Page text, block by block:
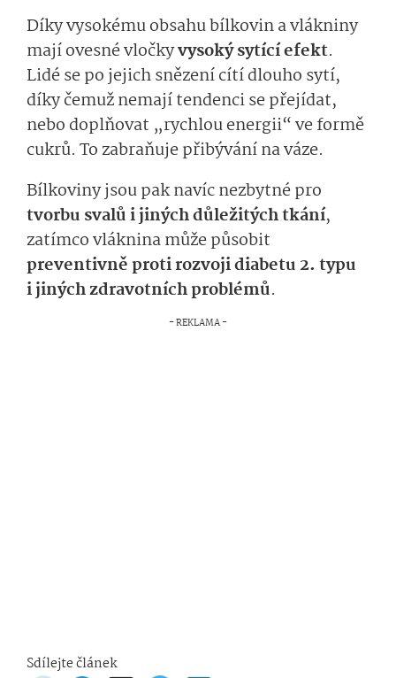
Díky vysokému obsahu bílkovin a vlákniny
mají ovesné vločkyvysoký sytící efekt.
Lidé se po jejich snězení cítí dlouho sytí,
díky čemuž nemají tendenci se přejídat,
nebo doplňovat „rychlou energii“ ve formě
cukrů. To zabraňuje přibývání na váze.
Bílkoviny jsou pak navíc nezbytné pro
tvorbu svalů i jiných důležitých tkání,
zatímco vláknina může působit
preventivně proti rozvoji diabetu 2. typu
i jiných zdravotních problémů.
Sdílejte článek